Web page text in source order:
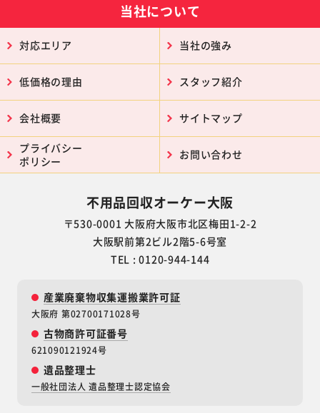
当社について
対応エリア 当社の強み
低価格の理由 スタッフ紹介
会社概要 サイトマップ
プライバシー
ポリシー
お問い合わせ
不用品回収オーケー大阪
〒530-0001 大阪府大阪市北区梅田1-2-2
大阪駅前第2ビル2階5-6号室
TEL : 0120-944-144
産業廃棄物収集運搬業許可証
大阪府 第02700171028号
古物商許可証番号
621090121924号
遺品整理士
一般社団法人 遺品整理士認定協会